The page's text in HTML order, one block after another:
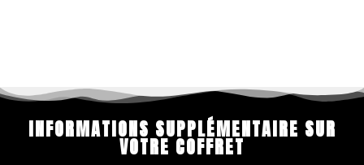
INFORMATIONS SUPPLÉMENTAIRE SUR
VOTRE COFFRET